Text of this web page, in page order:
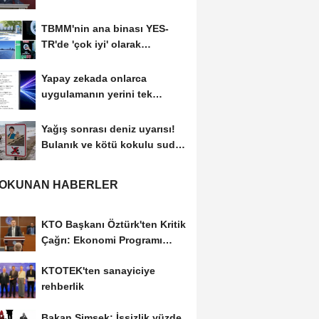
TBMM'nin ana binası YES-
TR'de 'çok iyi' olarak
Yapay zekada onlarca
uygulamanın yerini tek
Yağış sonrası deniz uyarısı!
Bulanık ve kötü kokulu suda
HABERLER
KTO Başkanı Öztürk'ten Kritik
Çağrı: Ekonomi Programı
KTOTEK'ten sanayiciye
rehberlik